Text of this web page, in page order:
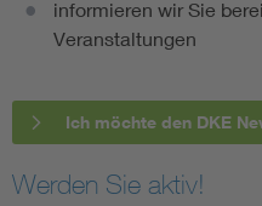
informieren wir Sie
Veranstaltungen
Ich möchte den DKE
Werden Sie aktiv!